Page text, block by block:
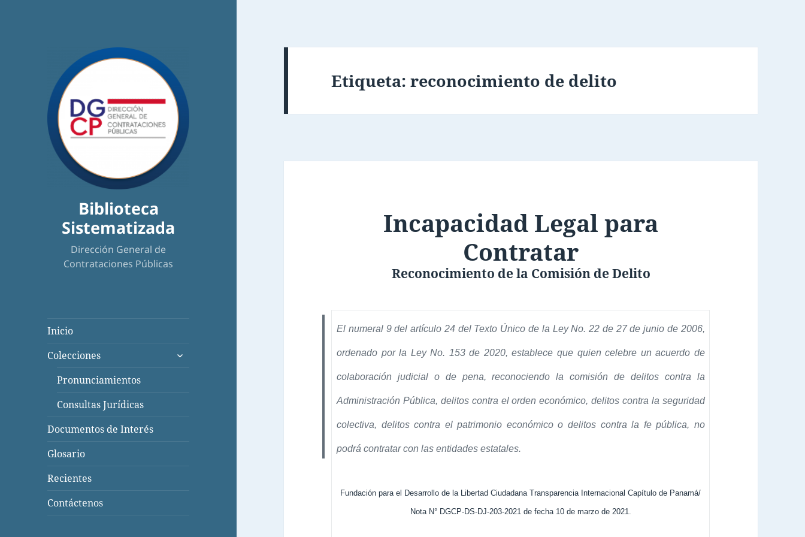
Biblioteca
Sistematizada
Dirección General de
Contrataciones Públicas
Inicio
Colecciones
expande
Pronunciamientos
Consultas Jurídicas
Documentos de Interés
Glosario
Recientes
Contáctenos
Etiqueta:reconocimiento de delito
Incapacidad Legal para
Contratar
Reconocimiento de la Comisión de Delito
El numeral 9 del artículo 24 del Texto Único de la Ley No. 22 de 27 de junio de 2006,
ordenado por la Ley No. 153 de 2020, establece que quien celebre un acuerdo de
colaboración judicial o de pena, reconociendo la comisión de delitos contra la
Administración Pública, delitos contra el orden económico, delitos contra la seguridad
colectiva, delitos contra el patrimonio económico o delitos contra la fe pública, no
podrá contratar con las entidades estatales.
Fundación para el Desarrollo de la Libertad Ciudadana Transparencia Internacional Capítulo de Panamá/
Nota N° DGCP-DS-DJ-203-2021 de fecha 10 de marzo de 2021.